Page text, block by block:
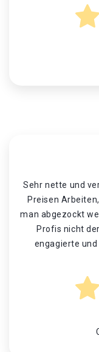
Sehr nette und
Preisen
man abgezockt
Profis nicht
engagierte